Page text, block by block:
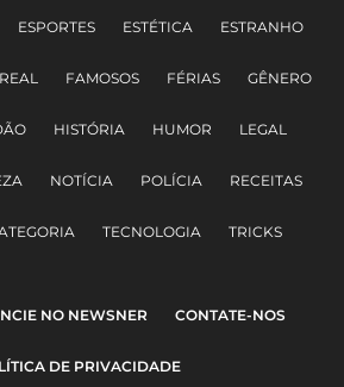
ESPORTES ESTÉTICA ESTRANHO
FAMOSOS FÉRIAS GÊNERO
HISTÓRIA HUMOR LEGAL
NOTÍCIA POLÍCIA RECEITAS
TECNOLOGIA TRICKS
NO NEWSNER CONTATE-NOS
DE PRIVACIDADE